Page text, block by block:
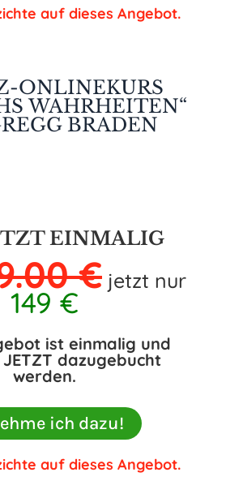
auf dieses Angebot.
ONLINEKURS
WAHRHEITEN“
BRADEN
EINMALIG
€jetzt nur
149 €
ist einmalig und
dazugebucht
werden.
ich dazu!
auf dieses Angebot.